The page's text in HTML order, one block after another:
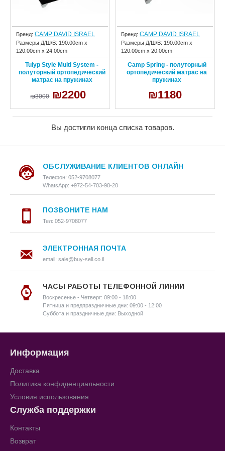
Бренд: CAMP DAVID ISRAEL
Размеры Д/Ш/В: 190.00cm x
120.00cm x 24.00cm
Tulyp Style Multi System -
полуторный ортопедический
матрас на пружинах
₪3000 ₪2200
Бренд: CAMP DAVID ISRAEL
Размеры Д/Ш/В: 190.00cm x
120.00cm x 20.00cm
Camp Spring - полуторный
ортопедический матрас на
пружинах
₪1180
Вы достигли конца списка товаров.
ОБСЛУЖИВАНИЕ КЛИЕНТОВ ОНЛАЙН
Телефон: 052-9708077
WhatsApp: +972-54-703-98-20
ПОЗВОНИТЕ НАМ
Тел: 052-9708077
ЭЛЕКТРОННАЯ ПОЧТА
email: sale@buy-sell.co.il
ЧАСЫ РАБОТЫ ТЕЛЕФОННОЙ ЛИНИИ
Воскресенье - Четверг: 09:00 - 18:00
Пятница и предпраздничные дни: 09:00 - 12:00
Суббота и праздничные дни: Выходной
Информация
Доставка
Политика конфиденциальности
Условия использования
Служба поддержки
Контакты
Возврат